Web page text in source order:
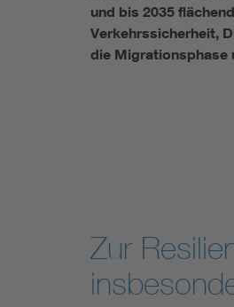
und bis 2035
Verkehrssicherheit,
die Migrationsphase
Zur